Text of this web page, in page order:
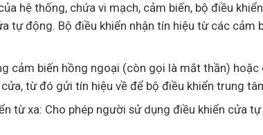
hệ thống, chứa vi mạch, cảm biến, bộ điều
tự động. Bộ điều khiển nhận tín hiệu từ các cảm
cảm biến hồng ngoại (còn gọi là mắt thần)
từ đó gửi tín hiệu về để bộ điều khiển trung
từ xa: Cho phép người sử dụng điều khiển cửa